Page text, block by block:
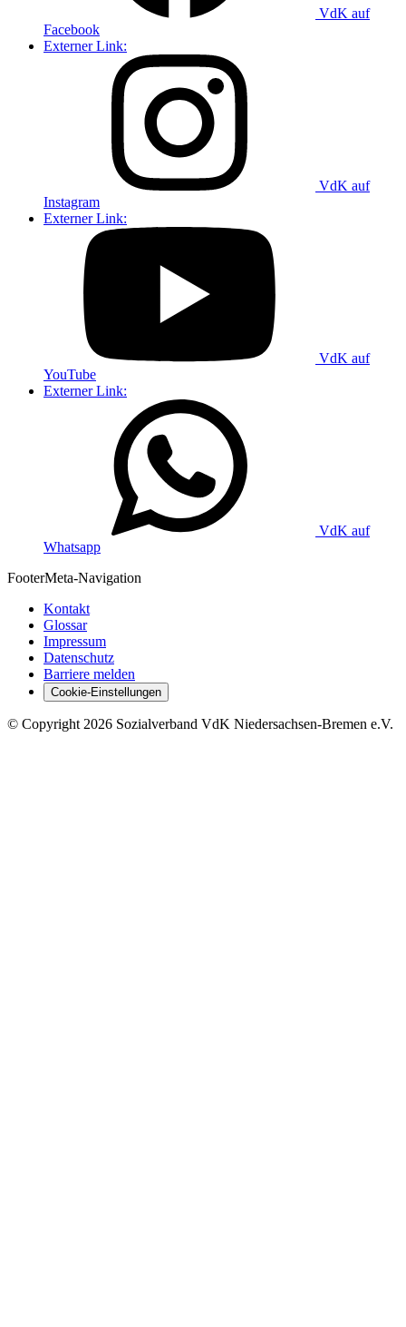
VdK auf
Facebook
Externer Link:
VdK auf
Instagram
Externer Link:
VdK auf
YouTube
Externer Link:
VdK auf
Whatsapp
FooterMeta-Navigation
Kontakt
Glossar
Impressum
Datenschutz
Barriere melden
Cookie-Einstellungen
© Copyright 2026 Sozialverband VdK Niedersachsen-Bremen e.V.